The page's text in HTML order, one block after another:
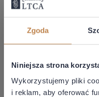
Zgoda
Niniejsza strona
Wykorzystujemy pliki
i reklam, aby oferować
email: